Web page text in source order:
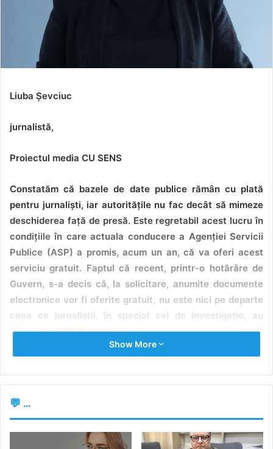
Liuba Șevciuc
jurnalistă,
Proiectul media CU SENS
Constatăm că bazele de date publice rămân cu plată
pentru jurnaliști, iar autoritățile nu fac decât să mimeze
deschiderea față de presă. Este regretabil acest lucru în
condițiile în care actuala conducere a Agenției Servicii
Publice (ASP) a promis, acum un an, că va oferi acest
serviciu gratuit. Faptul că recent, printr-o hotărâre de
Guvern, s-a decis că, la solicitare, anumite documente
electronice vor fi oferite gratuit, nu este nici pe departe
ceea ce jurnaliștii, în special cei de investigație, au
cerut. Dar să le luăm pe rând.
acceseze bazele de date publice aproape zilnic. Căutăm
sau de interes public, informații pe care le folosim pentru
Show More
💬 ...